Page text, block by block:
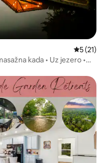
Prosječna
5 (21)
kada • Uz jezero •